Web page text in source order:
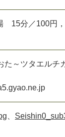
15分／100
た～ツタエル